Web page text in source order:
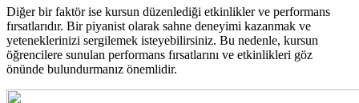
Diğer bir faktör ise kursun düzenlediği etkinlikler ve performans
fırsatlarıdır. Bir piyanist olarak sahne deneyimi kazanmak ve
yeteneklerinizi sergilemek isteyebilirsiniz. Bu nedenle, kursun
öğrencilere sunulan performans fırsatlarını ve etkinlikleri göz
önünde bulundurmanız önemlidir.